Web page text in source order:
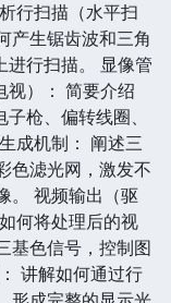
行扫描（水平扫
产生锯齿波和三角
进行扫描。 显像管
视）： 简要介绍
枪、偏转线圈、
成机制： 阐述三
色滤光网，激发不
。 视频输出（驱
何将处理后的视
基色信号，控制图
讲解如何通过行